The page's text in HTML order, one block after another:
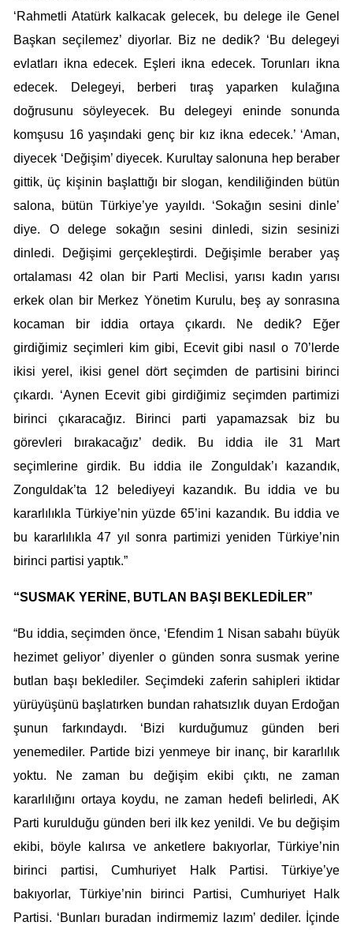
‘Rahmetli Atatürk kalkacak gelecek, bu delege ile Genel
Başkan seçilemez’ diyorlar. Biz ne dedik? ‘Bu delegeyi
evlatları ikna edecek. Eşleri ikna edecek. Torunları ikna
edecek. Delegeyi, berberi tıraş yaparken kulağına
doğrusunu söyleyecek. Bu delegeyi eninde sonunda
komşusu 16 yaşındaki genç bir kız ikna edecek.’ ‘Aman,
diyecek ‘Değişim’ diyecek. Kurultay salonuna hep beraber
gittik, üç kişinin başlattığı bir slogan, kendiliğinden bütün
salona, bütün Türkiye’ye yayıldı. ‘Sokağın sesini dinle’
diye. O delege sokağın sesini dinledi, sizin sesinizi
dinledi. Değişimi gerçekleştirdi. Değişimle beraber yaş
ortalaması 42 olan bir Parti Meclisi, yarısı kadın yarısı
erkek olan bir Merkez Yönetim Kurulu, beş ay sonrasına
kocaman bir iddia ortaya çıkardı. Ne dedik? Eğer
girdiğimiz seçimleri kim gibi, Ecevit gibi nasıl o 70’lerde
ikisi yerel, ikisi genel dört seçimden de partisini birinci
çıkardı. ‘Aynen Ecevit gibi girdiğimiz seçimden partimizi
birinci çıkaracağız. Birinci parti yapamazsak biz bu
görevleri bırakacağız’ dedik. Bu iddia ile 31 Mart
seçimlerine girdik. Bu iddia ile Zonguldak’ı kazandık,
Zonguldak’ta 12 belediyeyi kazandık. Bu iddia ve bu
kararlılıkla Türkiye’nin yüzde 65’ini kazandık. Bu iddia ve
bu kararlılıkla 47 yıl sonra partimizi yeniden Türkiye’nin
birinci partisi yaptık.”
“SUSMAK YERİNE, BUTLAN BAŞI BEKLEDİLER”
“Bu iddia, seçimden önce, ‘Efendim 1 Nisan sabahı büyük
hezimet geliyor’ diyenler o günden sonra susmak yerine
butlan başı beklediler. Seçimdeki zaferin sahipleri iktidar
yürüyüşünü başlatırken bundan rahatsızlık duyan Erdoğan
şunun farkındaydı. ‘Bizi kurduğumuz günden beri
yenemediler. Partide bizi yenmeye bir inanç, bir kararlılık
yoktu. Ne zaman bu değişim ekibi çıktı, ne zaman
kararlılığını ortaya koydu, ne zaman hedefi belirledi, AK
Parti kurulduğu günden beri ilk kez yenildi. Ve bu değişim
ekibi, böyle kalırsa ve anketlere bakıyorlar, Türkiye’nin
birinci partisi, Cumhuriyet Halk Partisi. Türkiye’ye
bakıyorlar, Türkiye’nin birinci Partisi, Cumhuriyet Halk
Partisi. ‘Bunları buradan indirmemiz lazım’ dediler. İçinde